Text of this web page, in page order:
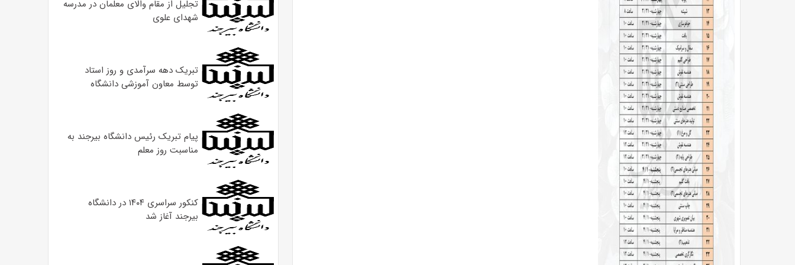
تجلیل از مقام والای معلمان در مدرسه
شهدای علوی
تبریک دهه سرآمدی و روز استاد
توسط معاون آموزشی دانشگاه
پیام تبریک رئیس دانشگاه بیرجند به
مناسبت روز معلم
کنکور سراسری ۱۴۰۴ در دانشگاه
بیرجند آغاز شد